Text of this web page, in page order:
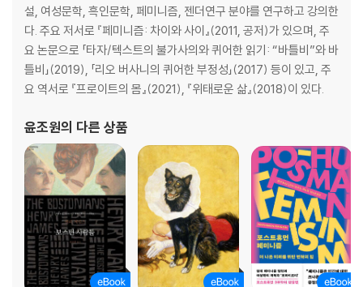
설, 여성문학, 흑인문학, 페미니즘, 젠더연구 분야를 연구하고 강의한
다. 주요 저서로 『페미니즘: 차이와 사이』(2011, 공저)가 있으며, 주
요 논문으로 「타자/텍스트의 불가사의와 퀴어한 읽기: “바틀비”와 바
틀비」(2019), 「리오 버사니의 퀴어한 부정성」(2017) 등이 있고, 주
요 역서로 『프로이트의 몸』(2021), 『위태로운 삶』(2018)이 있다.
윤조원의 다른 상품